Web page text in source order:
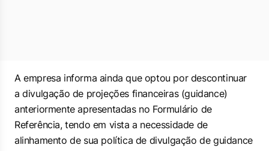
A empresa informa ainda que optou por descontinuar
a divulgação de projeções financeiras (guidance)
anteriormente apresentadas no Formulário de
Referência, tendo em vista a necessidade de
alinhamento de sua política de divulgação de guidance